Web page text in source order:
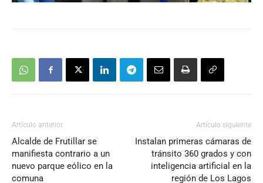
Artículo anterior
Alcalde de Frutillar se
manifiesta contrario a un
nuevo parque eólico en la
comuna
Artículo siguiente
Instalan primeras cámaras de
tránsito 360 grados y con
inteligencia artificial en la
región de Los Lagos